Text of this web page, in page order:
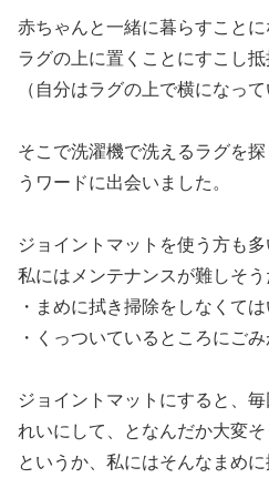
赤ちゃんと一緒に暮らすことに
ラグの上に置くことにすこし抵
（自分はラグの上で横になっ
そこで洗濯機で洗えるラグを
うワードに出会いました。
ジョイントマットを使う方も多
私にはメンテナンスが難しそう
・まめに拭き掃除をしなくて
・くっついているところにご
ジョイントマットにすると、
れいにして、となんだか大変そ
というか、私にはそんなまめに